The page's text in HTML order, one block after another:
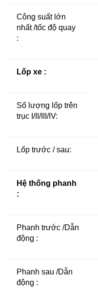
Công suất lớn
nhất /tốc độ quay
:
Lốp xe :
Số lượng lốp trên
trục I/II/III/IV:
Lốp trước / sau:
Hệ thống phanh
:
Phanh trước /Dẫn
động :
Phanh sau /Dẫn
động :